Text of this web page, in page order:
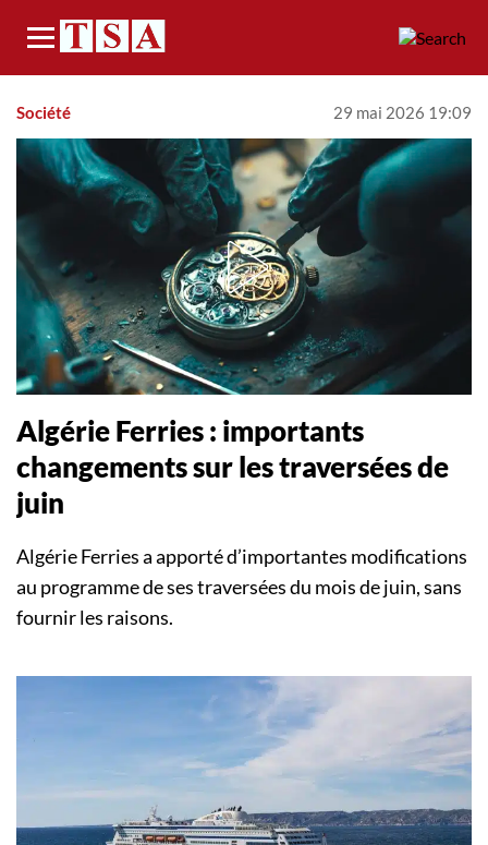
Menu
Société 29 mai 2026 19:09
Algérie Ferries : importants
changements sur les traversées de
juin
Algérie Ferries a apporté d’importantes modifications
au programme de ses traversées du mois de juin, sans
fournir les raisons.